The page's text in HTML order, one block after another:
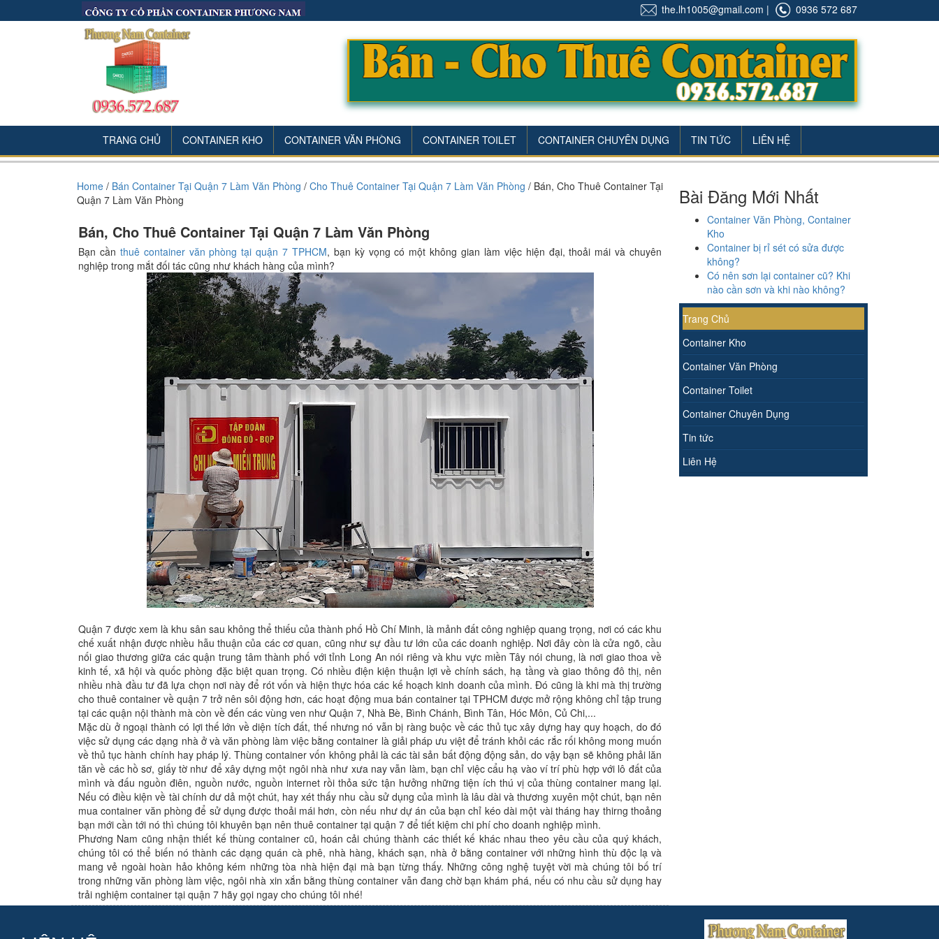
the.lh1005@gmail.com | 0936 572 687
TRANG CHỦ CONTAINER KHO CONTAINER VĂN PHÒNG CONTAINER TOILET CONTAINER CHUYÊN DỤNG TIN TỨC LIÊN HỆ
Home / Bán Container Tại Quận 7 Làm Văn Phòng / Cho Thuê Container Tại Quận 7 Làm Văn Phòng / Bán, Cho Thuê Container Tại
Quận 7 Làm Văn Phòng
Bán, Cho Thuê Container Tại Quận 7 Làm Văn Phòng
Bạn cần thuê container văn phòng tại quận 7 TPHCM, bạn kỳ vọng có một không gian làm việc hiện đại, thoải mái và chuyên
nghiệp trong mắt đối tác cũng như khách hàng của mình?
Quận 7 được xem là khu sân sau không thể thiếu của thành phố Hồ Chí Minh, là mảnh đất công nghiệp quang trọng, nơi có các khu
chế xuất nhận được nhiều hẫu thuận của các cơ quan, cũng như sự đầu tư lớn của các doanh nghiệp. Nơi đây còn là cửa ngõ, cầu
nối giao thương giữa các quận trung tâm thành phố với tỉnh Long An nói riêng và khu vực miền Tây nói chung, là nơi giao thoa về
kinh tế, xã hội và quốc phòng đặc biệt quan trọng. Có nhiều điện kiện thuận lợi về chính sách, hạ tầng và giao thông đô thị, nên
nhiều nhà đầu tư đã lựa chọn nơi này để rót vốn và hiện thực hóa các kế hoạch kinh doanh của mình. Đó cũng là khi mà thị trường
cho thuê container về quận 7 trở nên sôi động hơn, các hoạt động mua bán container tại TPHCM được mở rộng không chỉ tập trung
tại các quận nội thành mà còn về đến các vùng ven như Quận 7, Nhà Bè, Bình Chánh, Bình Tân, Hóc Môn, Củ Chi,...
Mặc dù ở ngoại thành có lợi thế lớn về diện tích đất, thế nhưng nó vẫn bị ràng buộc về các thủ tục xây dựng hay quy hoạch, do đó
việc sử dụng các dạng nhà ở và văn phòng làm việc bằng container là giải pháp ưu việt để tránh khỏi các rắc rối không mong muốn
về thủ tục hành chính hay pháp lý. Thùng container vốn không phải là các tài sản bất động động sản, do vậy bạn sẽ không phải lăn
tăn về các hồ sơ, giấy tờ như để xây dựng một ngôi nhà như xưa nay vẫn làm, bạn chỉ việc cẩu hạ vào ví trí phù hợp với lô đất của
mình và đấu nguồn điên, nguồn nước, nguồn internet rồi thỏa sức tận hưởng những tiện ích thú vị của thùng container mang lại.
Nếu có điều kiện về tài chính dư dả một chút, hay xét thấy nhu cầu sử dụng của mình là lâu dài và thương xuyên một chút, bạn nên
mua container văn phòng để sử dụng được thoải mái hơn, còn nếu như dự án của bạn chỉ kéo dài một vài tháng hay thirng thoảng
bạn mới cần tới nó thì chúng tôi khuyên bạn nên thuê container tại quận 7 để tiết kiệm chi phí cho doanh nghiệp mình.
Phương Nam cũng nhận thiết kế thùng container cũ, hoán cải chúng thành các thiết kế khác nhau theo yêu cầu của quý khách,
chúng tôi có thể biến nó thành các dạng quán cà phê, nhà hàng, khách sạn, nhà ở bằng container với những hình thù độc lạ và
mang vẻ ngoài hoàn hảo không kém những tòa nhà hiện đại mà bạn từng thấy. Những công nghệ tuyệt vời mà chúng tôi bố trí
trong những văn phòng làm việc, ngôi nhà xin xắn bằng thùng container vẫn đang chờ bạn khám phá, nếu có nhu cầu sử dụng hay
trải nghiệm container tại quận 7 hãy gọi ngay cho chúng tôi nhé!
Bài Đăng Mới Nhất
Container Văn Phòng, Container
Kho
Container bị rỉ sét có sửa được
không?
Có nên sơn lại container cũ? Khi
nào cần sơn và khi nào không?
Trang Chủ
Container Kho
Container Văn Phòng
Container Toilet
Container Chuyên Dụng
Tin tức
Liên Hệ